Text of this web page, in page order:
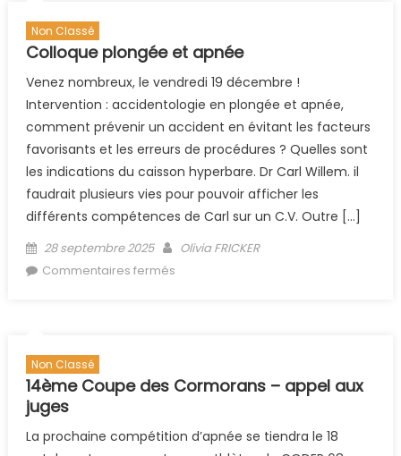
Non Classé
Colloque plongée et apnée
Venez nombreux, le vendredi 19 décembre !
Intervention : accidentologie en plongée et apnée,
comment prévenir un accident en évitant les facteurs
favorisants et les erreurs de procédures ? Quelles sont
les indications du caisson hyperbare. Dr Carl Willem. il
faudrait plusieurs vies pour pouvoir afficher les
différents compétences de Carl sur un C.V. Outre […]
Posted on
28 septembre 2025 Author
Olivia FRICKER
Commentaires fermés
Non Classé
14ème Coupe des Cormorans – appel aux
juges
La prochaine compétition d’apnée se tiendra le 18